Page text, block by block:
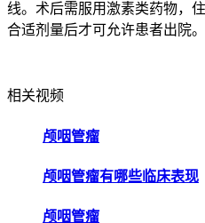
线。术后需服用激素类药物，
合适剂量后才可允许患者出院。
相关视频
颅咽管瘤
颅咽管瘤有哪些临床表现
颅咽管瘤